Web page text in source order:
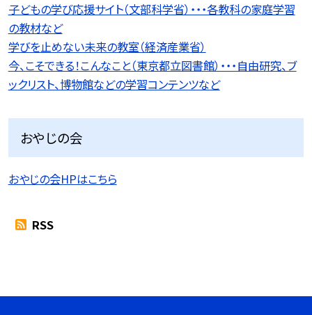
子どもの学び応援サイト（文部科学省）・・・各教科の家庭学習
の教材など
学びを止めない未来の教室（経済産業省）
今、こそできる！こんなこと（東京都立図書館）・・・自由研究、ブ
ックリスト、博物館などの学習コンテンツなど
おやじの会
おやじの会HPはこちら
RSS